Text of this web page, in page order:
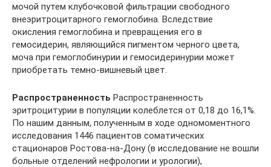
мочой путем клубочковой фильтрации свободного
внеэритроцитарного гемоглобина. Вследствие
окисления гемоглобина и превращения его в
гемосидерин, являющийся пигментом черного цвета,
моча при гемоглобинурии и гемосидеринурии может
приобретать темно-вишневый цвет.
Распространенность Распространенность
эритроцитурии в популяции колеблется от 0,18 до 16,1%.
По нашим данным, полученным в ходе одномоментного
исследования 1446 пациентов соматических
стационаров Ростова-на-Дону (в исследование не вошли
больные отделений нефрологии и урологии),